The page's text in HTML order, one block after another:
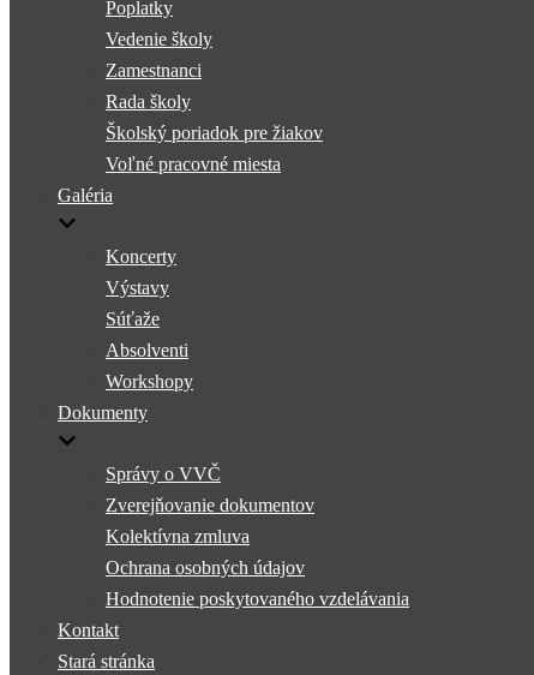
Poplatky
Vedenie školy
Zamestnanci
Rada školy
Školský poriadok pre žiakov
Voľné pracovné miesta
Galéria
Koncerty
Výstavy
Súťaže
Absolventi
Workshopy
Dokumenty
Správy o VVČ
Zverejňovanie dokumentov
Kolektívna zmluva
Ochrana osobných údajov
Hodnotenie poskytovaného vzdelávania
Kontakt
Stará stránka